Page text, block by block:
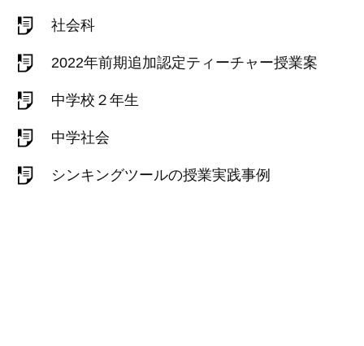
社会科
2022年前期追加認定ティーチャー授業案
中学校２年生
中学社会
シンキングツールの授業実践事例